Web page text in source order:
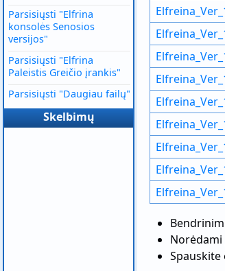
Norėdami
Spauskite
Parsisiųsti "Elfrina
konsolės Senosios
versijos"
Parsisiųsti "Elfrina
Paleistis Greičio įrankis"
Parsisiųsti "Daugiau failų"
Skelbimų